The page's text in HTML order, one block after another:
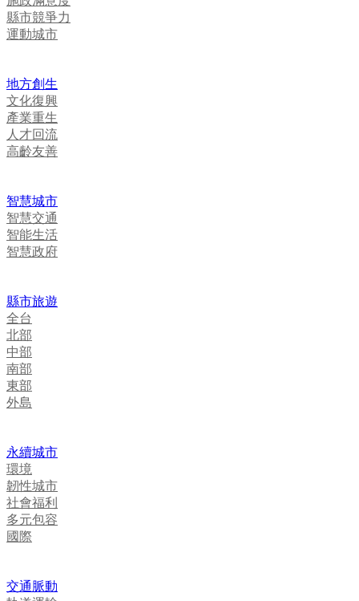
縣市競爭力
運動城市
地方創生
文化復興
產業重生
人才回流
高齡友善
智慧城市
智慧交通
智能生活
智慧政府
縣市旅遊
全台
北部
中部
南部
東部
外島
永續城市
環境
韌性城市
社會福利
多元包容
國際
交通脈動